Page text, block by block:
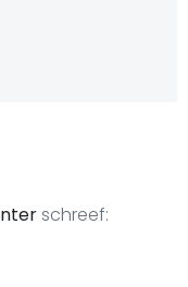
schreef: